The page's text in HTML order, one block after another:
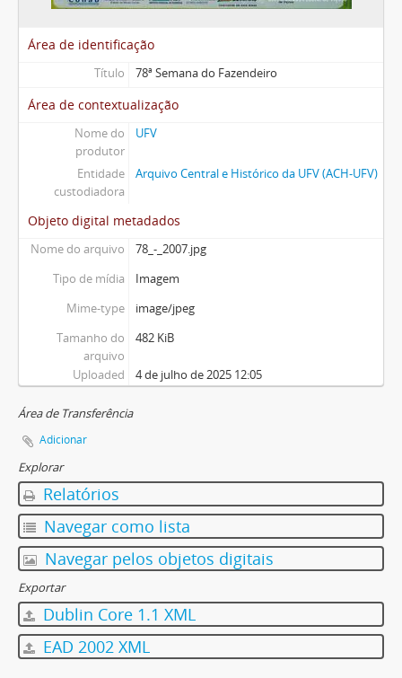
Área de identificação
Título 78ª Semana do Fazendeiro
Área de contextualização
Nome do
produtor
UFV
Entidade
custodiadora
Arquivo Central e Histórico da UFV (ACH-UFV)
Objeto digital metadados
Nome do arquivo
78_-_2007.jpg
Tipo de mídia
Imagem
Mime-type
image/jpeg
Tamanho do
arquivo
482 KiB
Uploaded 4 de julho de 2025 12:05
Área de Transferência
Adicionar
Explorar
Relatórios
Navegar como lista
Navegar pelos objetos digitais
Exportar
Dublin Core 1.1 XML
EAD 2002 XML